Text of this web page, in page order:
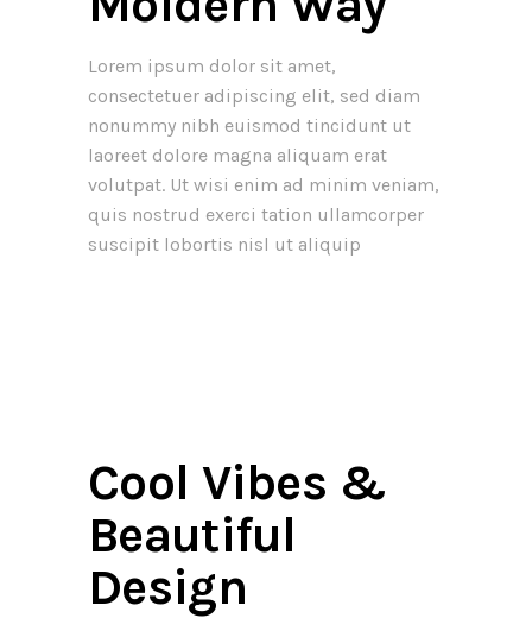
Lorem ipsum dolor sit amet,
consectetuer adipiscing elit, sed diam
nonummy nibh euismod tincidunt ut
laoreet dolore magna aliquam erat
volutpat. Ut wisi enim ad minim veniam,
quis nostrud exerci tation ullamcorper
suscipit lobortis nisl ut aliquip
Cool Vibes &
Beautiful
Design